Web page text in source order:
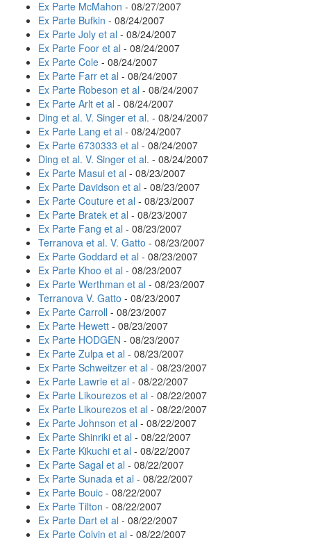
Ex Parte McMahon - 08/27/2007
Ex Parte Bufkin - 08/24/2007
Ex Parte Joly et al - 08/24/2007
Ex Parte Foor et al - 08/24/2007
Ex Parte Cole - 08/24/2007
Ex Parte Farr et al - 08/24/2007
Ex Parte Robeson et al - 08/24/2007
Ex Parte Arlt et al - 08/24/2007
Ding et al. V. Singer et al. - 08/24/2007
Ex Parte Lang et al - 08/24/2007
Ex Parte 6730333 et al - 08/24/2007
Ding et al. V. Singer et al. - 08/24/2007
Ex Parte Masui et al - 08/23/2007
Ex Parte Davidson et al - 08/23/2007
Ex Parte Couture et al - 08/23/2007
Ex Parte Bratek et al - 08/23/2007
Ex Parte Fang et al - 08/23/2007
Terranova et al. V. Gatto - 08/23/2007
Ex Parte Goddard et al - 08/23/2007
Ex Parte Khoo et al - 08/23/2007
Ex Parte Werthman et al - 08/23/2007
Terranova V. Gatto - 08/23/2007
Ex Parte Carroll - 08/23/2007
Ex Parte Hewett - 08/23/2007
Ex Parte HODGEN - 08/23/2007
Ex Parte Zulpa et al - 08/23/2007
Ex Parte Schweitzer et al - 08/23/2007
Ex Parte Lawrie et al - 08/22/2007
Ex Parte Likourezos et al - 08/22/2007
Ex Parte Likourezos et al - 08/22/2007
Ex Parte Johnson et al - 08/22/2007
Ex Parte Shinriki et al - 08/22/2007
Ex Parte Kikuchi et al - 08/22/2007
Ex Parte Sagal et al - 08/22/2007
Ex Parte Sunada et al - 08/22/2007
Ex Parte Bouic - 08/22/2007
Ex Parte Tilton - 08/22/2007
Ex Parte Dart et al - 08/22/2007
Ex Parte Colvin et al - 08/22/2007